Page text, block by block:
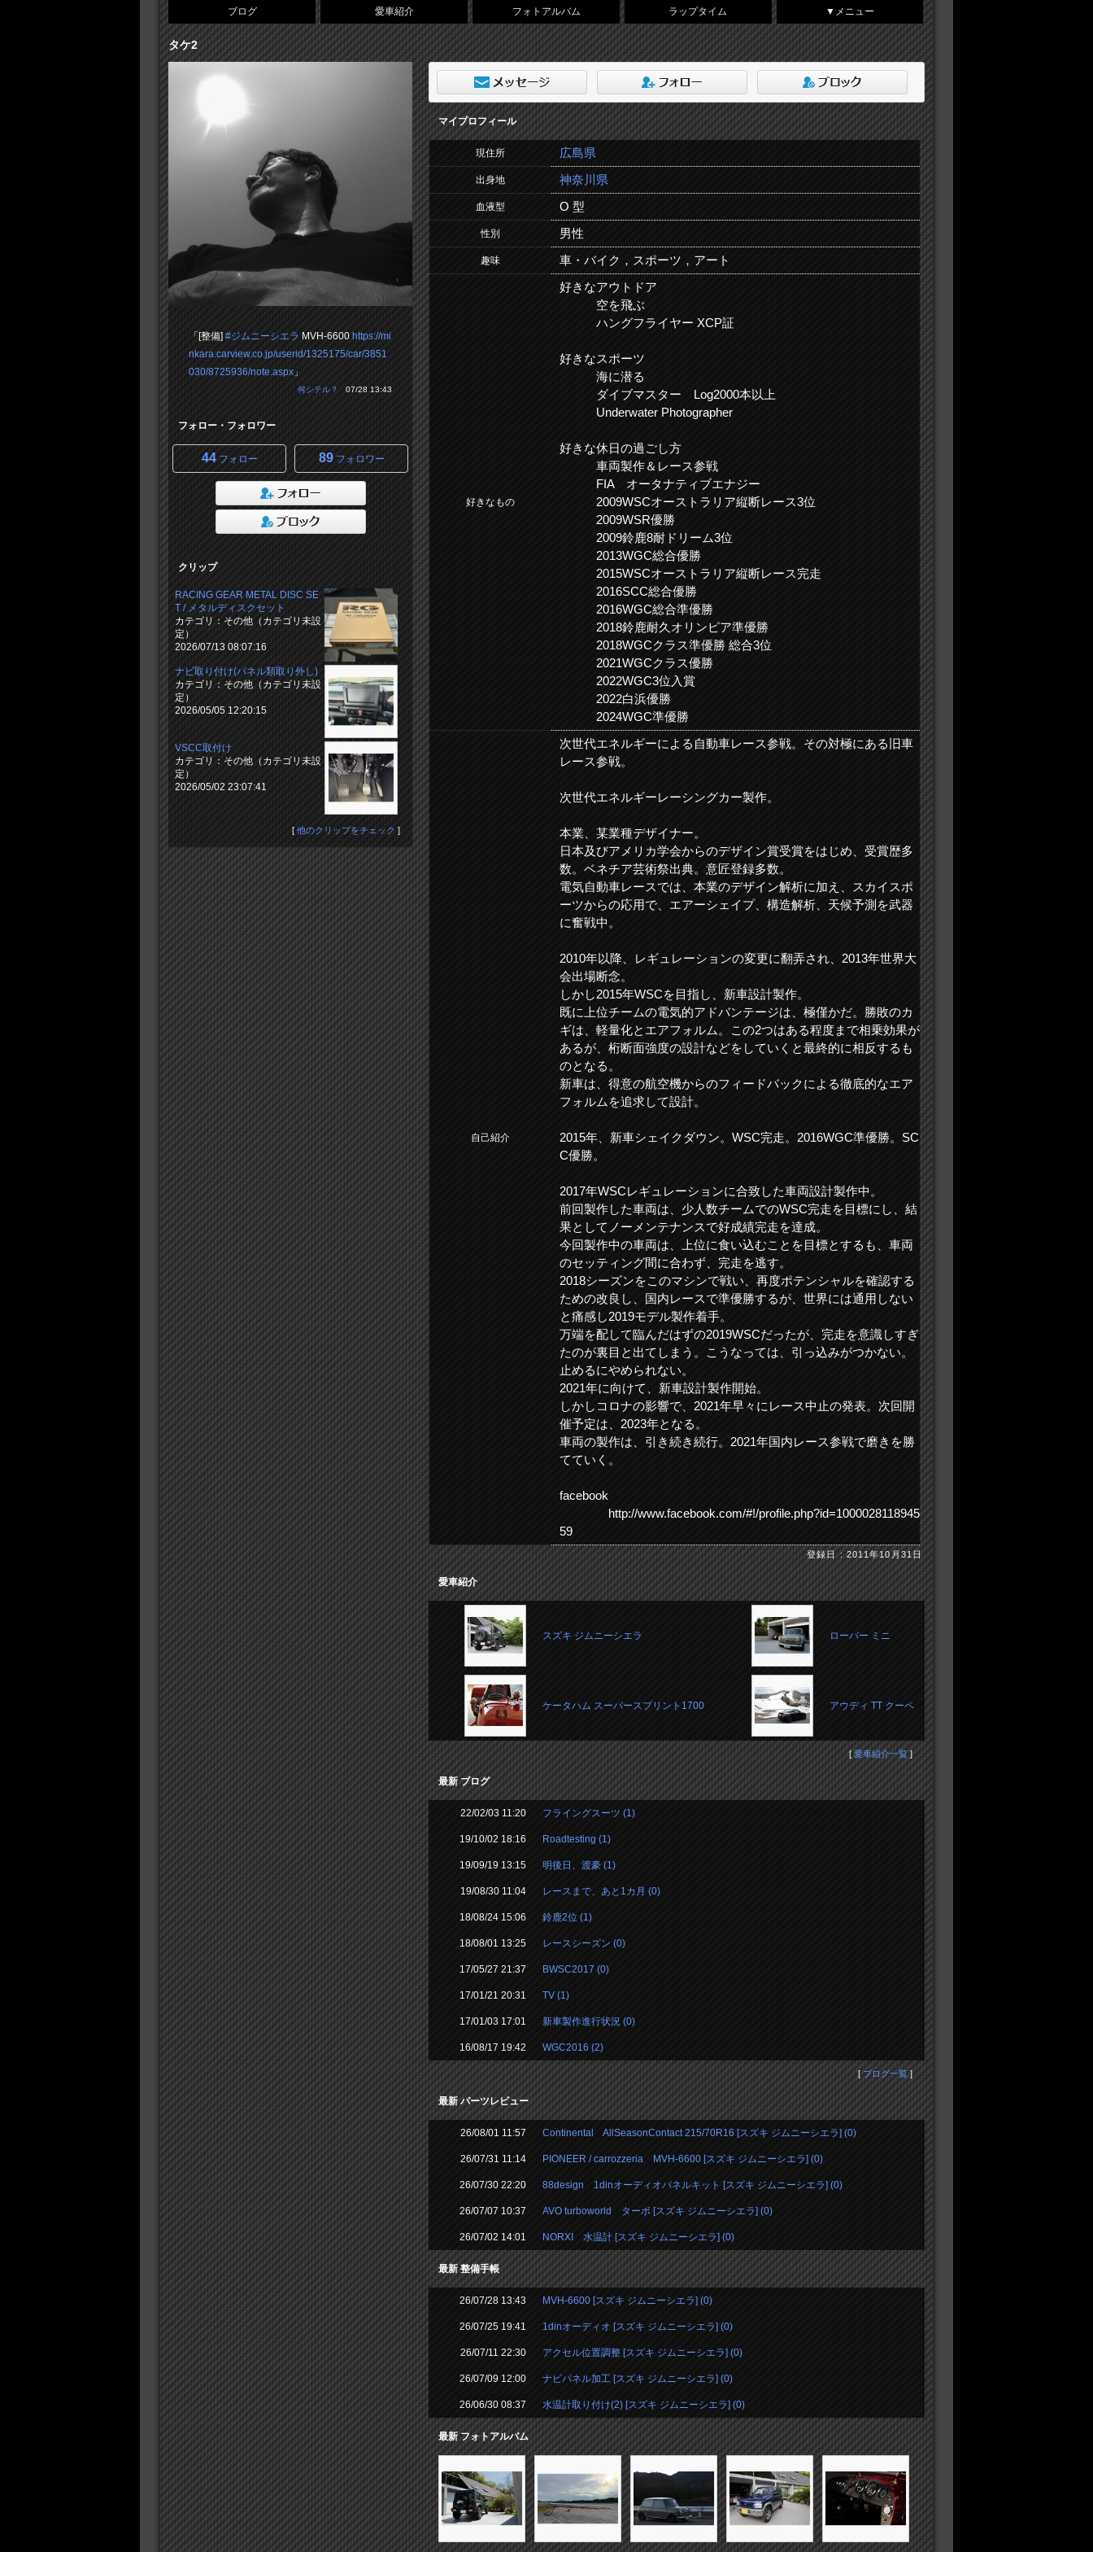
ブログ 愛車紹介 フォトアルバム ラップタイム ▼メニュー
タケ2
「[整備] #ジムニーシエラ MVH-6600 https://mi
nkara.carview.co.jp/userid/1325175/car/3851
030/8725936/note.aspx 」
何シテル？ 07/28 13:43
フォロー・フォロワー
44フォロー 89フォロワー
クリップ
RACING GEAR METAL DISC SE
T / メタルディスクセット
カテゴリ：その他（カテゴリ未設
定）
2026/07/13 08:07:16
ナビ取り付け(パネル類取り外し)
カテゴリ：その他（カテゴリ未設
定）
2026/05/05 12:20:15
VSCC取付け
カテゴリ：その他（カテゴリ未設
定）
2026/05/02 23:07:41
[ 他のクリップをチェック ]
マイプロフィール
現住所 広島県
出身地 神奈川県
血液型 O 型
性別 男性
趣味 車・バイク，スポーツ，アート
好きなもの
好きなアウトドア
空を飛ぶ
ハングフライヤー XCP証
好きなスポーツ
海に潜る
ダイブマスター Log2000本以上
Underwater Photographer
好きな休日の過ごし方
車両製作＆レース参戦
FIA オータナティブエナジー
2009WSCオーストラリア縦断レース3位
2009WSR優勝
2009鈴鹿8耐ドリーム3位
2013WGC総合優勝
2015WSCオーストラリア縦断レース完走
2016SCC総合優勝
2016WGC総合準優勝
2018鈴鹿耐久オリンピア準優勝
2018WGCクラス準優勝 総合3位
2021WGCクラス優勝
2022WGC3位入賞
2022白浜優勝
2024WGC準優勝
自己紹介
次世代エネルギーによる自動車レース参戦。その対極にある旧車
レース参戦。
次世代エネルギーレーシングカー製作。
本業、某業種デザイナー。
日本及びアメリカ学会からのデザイン賞受賞をはじめ、受賞歴多
数。ベネチア芸術祭出典。意匠登録多数。
電気自動車レースでは、本業のデザイン解析に加え、スカイスポ
ーツからの応用で、エアーシェイプ、構造解析、天候予測を武器
に奮戦中。
2010年以降、レギュレーションの変更に翻弄され、2013年世界大
会出場断念。
しかし2015年WSCを目指し、新車設計製作。
既に上位チームの電気的アドバンテージは、極僅かだ。勝敗のカ
ギは、軽量化とエアフォルム。この2つはある程度まで相乗効果が
あるが、桁断面強度の設計などをしていくと最終的に相反するも
のとなる。
新車は、得意の航空機からのフィードバックによる徹底的なエア
フォルムを追求して設計。
2015年、新車シェイクダウン。WSC完走。2016WGC準優勝。SC
C優勝。
2017年WSCレギュレーションに合致した車両設計製作中。
前回製作した車両は、少人数チームでのWSC完走を目標にし、結
果としてノーメンテナンスで好成績完走を達成。
今回製作中の車両は、上位に食い込むことを目標とするも、車両
のセッティング間に合わず、完走を逃す。
2018シーズンをこのマシンで戦い、再度ポテンシャルを確認する
ための改良し、国内レースで準優勝するが、世界には通用しない
と痛感し2019モデル製作着手。
万端を配して臨んだはずの2019WSCだったが、完走を意識しすぎ
たのが裏目と出てしまう。こうなっては、引っ込みがつかない。
止めるにやめられない。
2021年に向けて、新車設計製作開始。
しかしコロナの影響で、2021年早々にレース中止の発表。次回開
催予定は、2023年となる。
車両の製作は、引き続き続行。2021年国内レース参戦で磨きを勝
てていく。
facebook
http://www.facebook.com/#!/profile.php?id=1000028118945
59
登録日 : 2011年10月31日
愛車紹介
スズキ ジムニーシエラ ローバー ミニ
ケータハム スーパースプリント1700 アウディ TT クーペ
[ 愛車紹介一覧]
最新 ブログ
22/02/03 11:20 フライングスーツ (1)
19/10/02 18:16 Roadtesting (1)
19/09/19 13:15 明後日、渡豪 (1)
19/08/30 11:04 レースまで、あと1カ月 (0)
18/08/24 15:06 鈴鹿2位 (1)
18/08/01 13:25 レースシーズン (0)
17/05/27 21:37 BWSC2017 (0)
17/01/21 20:31 TV (1)
17/01/03 17:01 新車製作進行状況 (0)
16/08/17 19:42 WGC2016 (2)
[ブログ一覧]
最新 パーツレビュー
26/08/01 11:57 Continental AllSeasonContact 215/70R16 [スズキ ジムニーシエラ] (0)
26/07/31 11:14 PIONEER / carrozzeria MVH-6600 [スズキ ジムニーシエラ] (0)
26/07/30 22:20 88design 1dinオーディオパネルキット [スズキ ジムニーシエラ] (0)
26/07/07 10:37 AVO turboworld ターボ [スズキ ジムニーシエラ] (0)
26/07/02 14:01 NORXI 水温計 [スズキ ジムニーシエラ] (0)
最新 整備手帳
26/07/28 13:43 MVH-6600 [スズキ ジムニーシエラ] (0)
26/07/25 19:41 1dinオーディオ [スズキ ジムニーシエラ] (0)
26/07/11 22:30 アクセル位置調整 [スズキ ジムニーシエラ] (0)
26/07/09 12:00 ナビパネル加工 [スズキ ジムニーシエラ] (0)
26/06/30 08:37 水温計取り付け(2) [スズキ ジムニーシエラ] (0)
最新 フォトアルバム